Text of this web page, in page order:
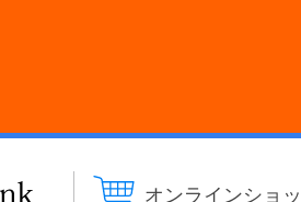
オンラインショ